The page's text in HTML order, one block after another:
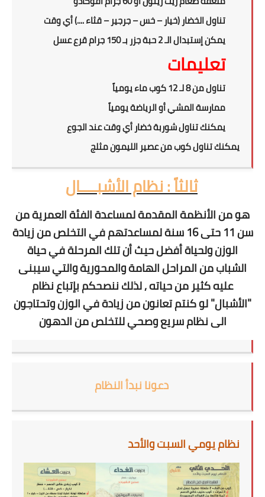
تناول الخضار (خيار – خس – جرجير – قثاء ....) أي وقت
يمكن إستبدال الـ 2 حبة جزر بـ 150 جرام قرع عسل
تعليمات
تناول من 8 لـ 12 كوب ماء يومياً
ممارسة المشي أو الرياضة يومياً
يمكنك تناول شوربة خضار أي وقت عند الجوع
يمكنك تناول كوب من عصير الليمون مثلج
ثالثاً : نظام الأشبــــال
هو من الأنظمة المقدمة لمساعدة الفئة العمرية من
سن 11 حتى 16 سنة لمساعدتهم في التخلص من زيادة
الوزن ولحياة أفضل حيث أن تلك المرحلة في حياة
الشباب من المراحل الهامة والمحورية والتي سيبنى
عليه كثير من حياته , لذلك ننصحكم بإتباع نظام
"الأشبال" لو كنتم تعانون من زيادة في الوزن وتحتاجون
الى نظام سريع وصحي للتخلص من الدهون
دعونا نبدأ النظام
نظام يومي السبت والأحد